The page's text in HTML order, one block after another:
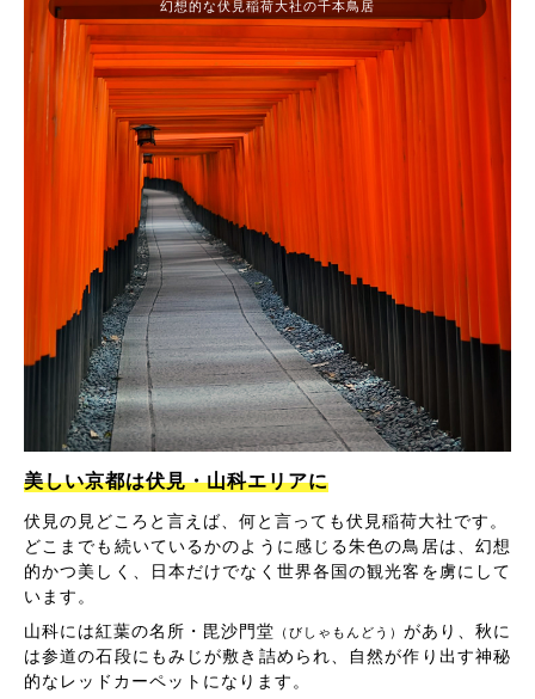
美しい京都は伏見・山科エリアに
伏見の見どころと言えば、何と言っても伏見稲荷大社です。
どこまでも続いているかのように感じる朱色の鳥居は、幻想
的かつ美しく、日本だけでなく世界各国の観光客を虜にして
います。
山科には紅葉の名所・毘沙門堂 （びしゃもんどう） があり、秋に
は参道の石段にもみじが敷き詰められ、自然が作り出す神秘
的なレッドカーペットになります。
幻想的な伏見稲荷大社の千本鳥居